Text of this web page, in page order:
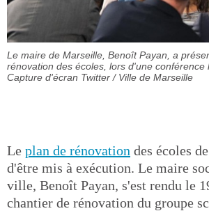
Le maire de Marseille, Benoît Payan, a
rénovation des écoles, lors d'une conférence
Capture d'écran Twitter / Ville de Marseille
Le plan de rénovation des écoles de
d'être mis à exécution. Le maire
ville, Benoît Payan, s'est rendu le
chantier de rénovation du groupe